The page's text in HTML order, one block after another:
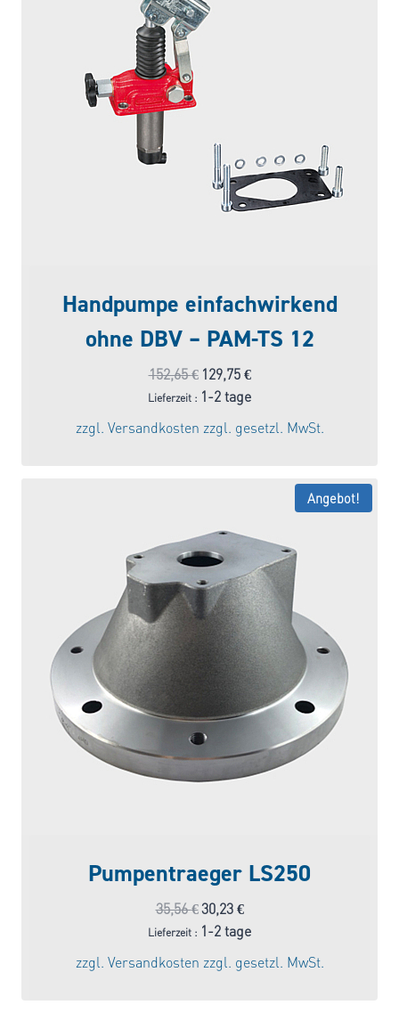
Handpumpe einfachwirkend
ohne DBV – PAM-TS 12
152,65€ Ursprünglicher
Preis
war:
152,65 €
129,75 €Aktueller
Preis
Lieferzeit : 1-2 tage
zzgl. Versandkosten zzgl. gesetzl. MwSt.
Angebot!
Pumpentraeger LS250
35,56€Ursprünglicher
Preis
war:
35,56 €
30,23 €Aktueller
Preis
Lieferzeit : 1-2 tage
zzgl. Versandkosten zzgl. gesetzl. MwSt.